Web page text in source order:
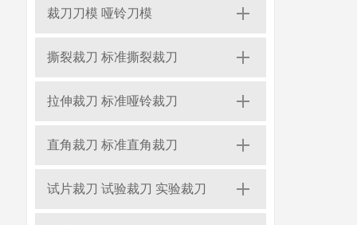
裁刀刀模 哑铃刀模
撕裂裁刀 标准撕裂裁刀
拉伸裁刀 标准哑铃裁刀
直角裁刀 标准直角裁刀
试片裁刀 试验裁刀 实验裁刀